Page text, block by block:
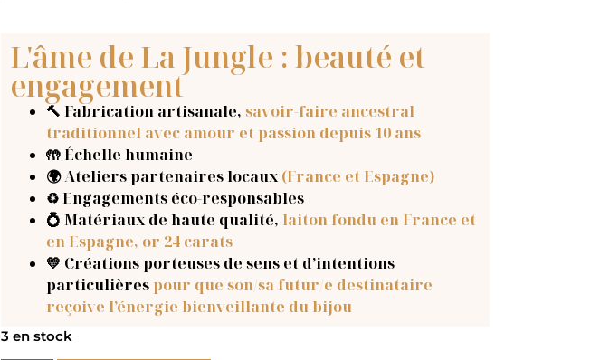
L'âme de La Jungle : beauté et
engagement
🔨 Fabrication artisanale, savoir-faire ancestral
traditionnel avec amour et passion depuis 10 ans
🤲 Échelle humaine
🌍 Ateliers partenaires locaux (France et Espagne)
♻️ Engagements éco-responsables
💍 Matériaux de haute qualité, laiton fondu en France et
en Espagne, or 24 carats
💛 Créations porteuses de sens et d’intentions
particulières pour que son/sa futur/e destinataire
reçoive l’énergie bienveillante du bijou
3 en stock